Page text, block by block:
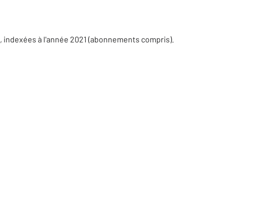
à l'année 2021 (abonnements compris).